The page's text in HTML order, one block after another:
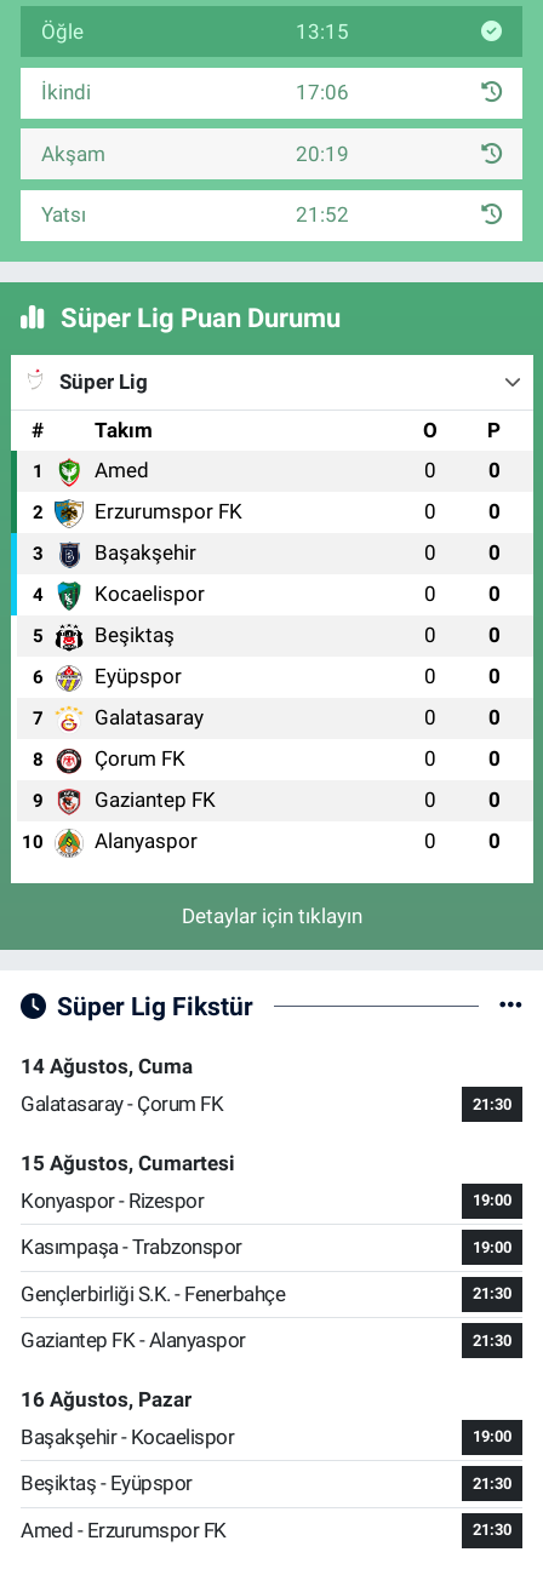
Öğle 13:15
İkindi 17:06
Akşam 20:19
Yatsı 21:52
Süper Lig Puan Durumu
Süper Lig
#
Takım O P
1 Amed 0 0
2 Erzurumspor FK 0 0
3 Başakşehir 0 0
4 Kocaelispor 0 0
5 Beşiktaş 0 0
6 Eyüpspor 0 0
7 Galatasaray 0 0
8 Çorum FK 0 0
9 Gaziantep FK 0 0
10 Alanyaspor 0 0
Detaylar için tıklayın
Süper Lig Fikstür
14 Ağustos, Cuma
Galatasaray - Çorum FK
21:30
15 Ağustos, Cumartesi
Konyaspor - Rizespor
19:00
Kasımpaşa - Trabzonspor 19:00
Gençlerbirliği S.K. - Fenerbahçe 21:30
Gaziantep FK - Alanyaspor 21:30
16 Ağustos, Pazar
Başakşehir - Kocaelispor
19:00
Beşiktaş - Eyüpspor 21:30
Amed - Erzurumspor FK 21:30